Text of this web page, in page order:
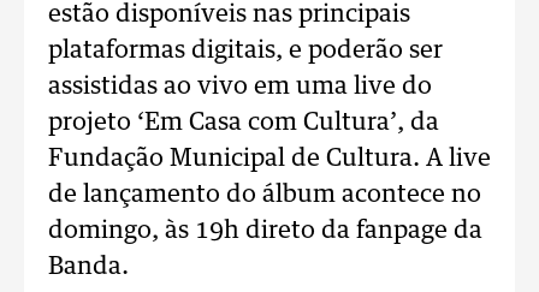
estão disponíveis nas principais
plataformas digitais, e poderão ser
assistidas ao vivo em uma live do
projeto ‘Em Casa com Cultura’, da
Fundação Municipal de Cultura. A live
de lançamento do álbum acontece no
domingo, às 19h direto da fanpage da
Banda.